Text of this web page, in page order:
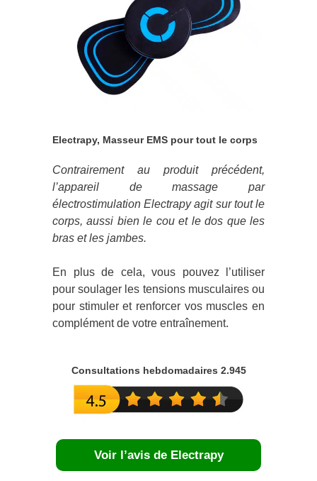
Electrapy, Masseur EMS pour tout le corps
Contrairement au produit précédent,
l’appareil de massage par
électrostimulation Electrapy agit sur tout le
corps, aussi bien le cou et le dos que les
bras et les jambes.
En plus de cela, vous pouvez l’utiliser
pour soulager les tensions musculaires ou
pour stimuler et renforcer vos muscles en
complément de votre entraînement.
Consultations hebdomadaires 2.945
Voir l’avis de Electrapy